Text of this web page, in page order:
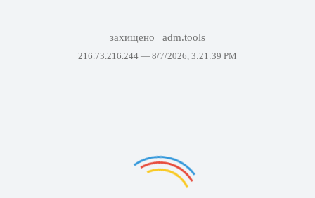
захищено adm.tools
216.73.216.244 — 8/7/2026, 3:21:39 PM